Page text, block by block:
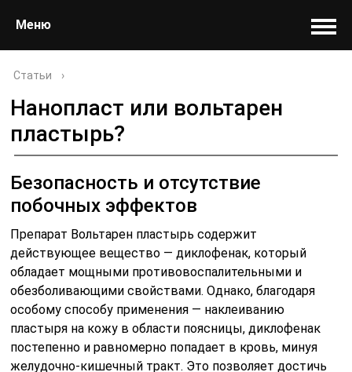
Меню
Статьи ›
Нанопласт или вольтарен
пластырь?
Безопасность и отсутствие
побочных эффектов
Препарат Вольтарен пластырь содержит
действующее вещество — диклофенак, который
обладает мощными противовоспалительными и
обезболивающими свойствами. Однако, благодаря
особому способу применения — наклеиванию
пластыря на кожу в области поясницы, диклофенак
постепенно и равномерно попадает в кровь, минуя
желудочно-кишечный тракт. Это позволяет достичь